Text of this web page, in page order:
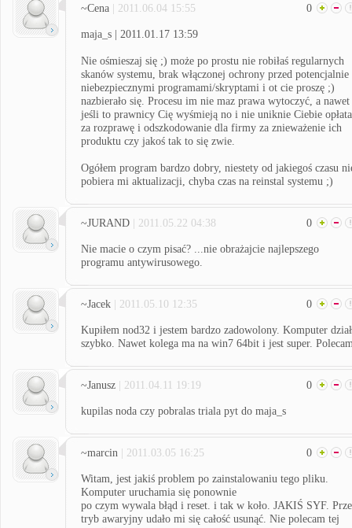
~Cena | 2011.06.04 15:55 0
maja_s | 2011.01.17 13:59
Nie ośmieszaj się ;) może po prostu nie robiłaś regularnych
skanów systemu, brak włączonej ochrony przed potencjalnie
niebezpiecznymi programami/skryptami i ot cie proszę ;)
nazbierało się. Procesu im nie maz prawa wytoczyć, a nawet
jeśli to prawnicy Cię wyśmieją no i nie uniknie Ciebie opłata
za rozprawę i odszkodowanie dla firmy za znieważenie ich
produktu czy jakoś tak to się zwie.
Ogółem program bardzo dobry, niestety od jakiegoś czasu
pobiera mi aktualizacji, chyba czas na reinstal systemu ;)
~JURAND | 2011.05.22 04:38 0
Nie macie o czym pisać? ...nie obrażajcie najlepszego
programu antywirusowego.
~Jacek | 2011.05.10 12:35 0
Kupiłem nod32 i jestem bardzo zadowolony. Komputer
szybko. Nawet kolega ma na win7 64bit i jest super.
~Janusz | 2011.04.11 19:19 0
kupilas noda czy pobralas triala pyt do maja_s
~marcin | 2011.03.05 16:25 0
Witam, jest jakiś problem po zainstalowaniu tego pliku.
Komputer uruchamia się ponownie
po czym wywala błąd i reset. i tak w koło. JAKIŚ SYF.
tryb awaryjny udało mi się całość usunąć. Nie polecam tej